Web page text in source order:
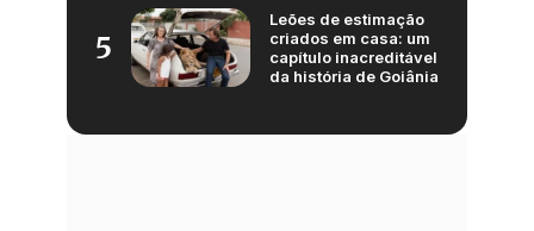
5
Leões de estimação
criados em casa: um
capítulo inacreditável
da história de Goiânia